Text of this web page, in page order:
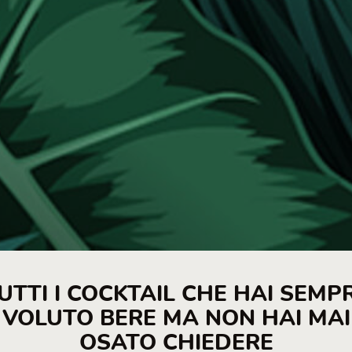
I COCKTAIL CHE HAI
VOLUTO BERE MA NON HAI MAI
OSATO CHIEDERE